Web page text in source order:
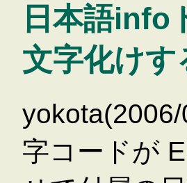
日本語info
文字化けす
字コードが